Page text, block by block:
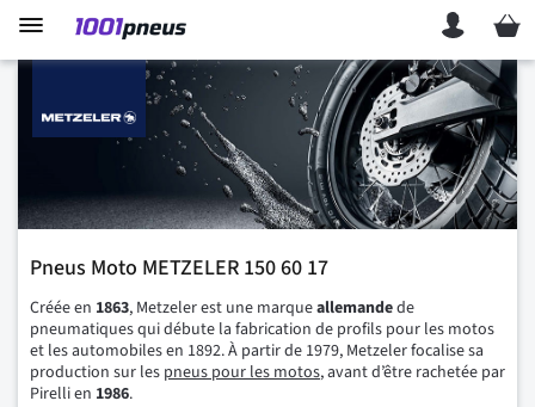
Mon
Pneus Moto METZELER 150 60 17
Créée en 1863, Metzeler est une marqueallemandede
pneumatiques qui débute la fabrication de profils pour les motos
et les automobiles en 1892. À partir de 1979, Metzeler focalise sa
production sur les pneus pour les motos, avant d’être rachetée par
Pirelli en 1986.